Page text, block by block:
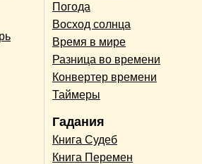
Погода
Восход солнца
Время в мире
Разница во времени
Конвертер времени
Таймеры
Гадания
Книга Судеб
Книга Перемен